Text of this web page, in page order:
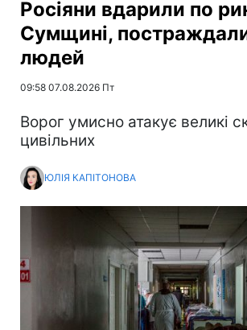
Росіяни вдарили по
Сумщині,
людей
09:58 07.08.2026 Пт
Ворог умисно атакує великі
цивільних
ЮЛІЯ КАПІТОНОВА